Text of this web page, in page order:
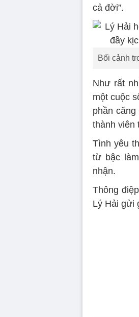
cả đời”.
Bối cảnh
Như rất
một cuộc
phần
thành viên
Tình yêu
từ bậc
nhận.
Thông
Lý Hải gửi